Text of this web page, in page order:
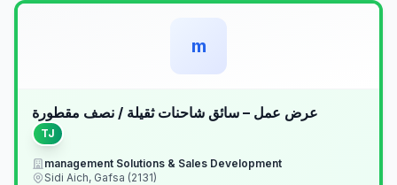
m
عرض عمل – سائق شاحنات ثقيلة / نصف مقطورة
TJ
management Solutions & Sales Development
Sidi Aich, Gafsa (2131)